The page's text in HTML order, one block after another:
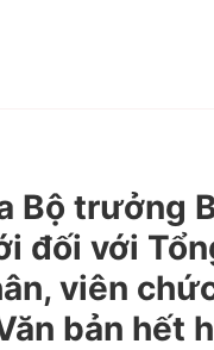
trưởng
đối với
viên
bản hết